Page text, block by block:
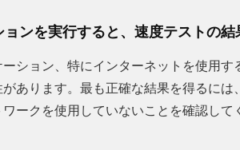
ンを実行すると、速度テストの
ション、特にインターネットを使用
あります。 最も正確な結果を得るには
ークを使用していないことを確認して